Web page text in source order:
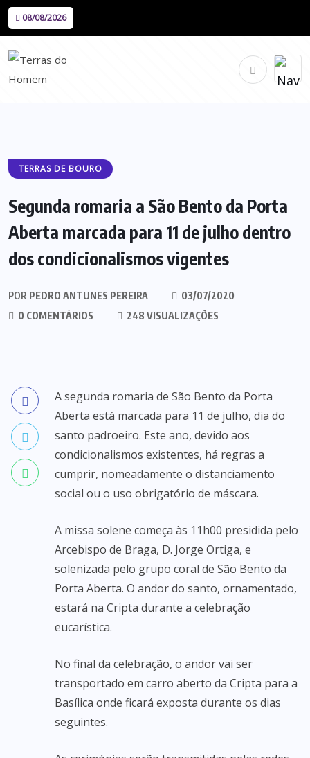
08/08/2026
TERRAS DE BOURO
Segunda romaria a São Bento da Porta
Aberta marcada para 11 de julho dentro
dos condicionalismos vigentes
POR PEDRO ANTUNES PEREIRA
03/07/2020
0 COMENTÁRIOS
248 VISUALIZAÇÕES
A segunda romaria de São Bento da Porta
Aberta está marcada para 11 de julho, dia do
santo padroeiro. Este ano, devido aos
condicionalismos existentes, há regras a
cumprir, nomeadamente o distanciamento
social ou o uso obrigatório de máscara.
A missa solene começa às 11h00 presidida pelo
Arcebispo de Braga, D. Jorge Ortiga, e
solenizada pelo grupo coral de São Bento da
Porta Aberta. O andor do santo, ornamentado,
estará na Cripta durante a celebração
eucarística.
No final da celebração, o andor vai ser
transportado em carro aberto da Cripta para a
Basílica onde ficará exposta durante os dias
seguintes.